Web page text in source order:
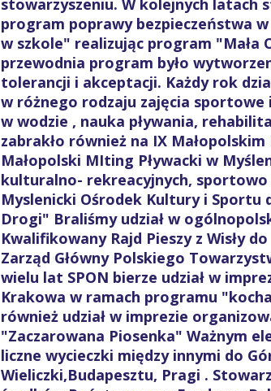
stowarzyszeniu. W kolejnych latach
program poprawy bezpieczeństwa
w szkole" realizując program "Mała
przewodnia program było
tolerancji i akceptacji. Każdy rok
w różnego rodzaju zajęcia sportowe
w wodzie , nauka pływania,
zabrakło również na IX
Małopolski MIting Pływacki w
kulturalno- rekreacyjnych,
Myslenicki Ośrodek Kultury i Sportu
Drogi" Braliśmy udział w
Kwalifikowany Rajd Pieszy z Wisły
Zarząd Główny Polskiego
wielu lat SPON bierze udział w
Krakowa w ramach programu
również udział w imprezie
"Zaczarowana Piosenka" Ważnym
liczne wycieczki między innymi do
Wieliczki,Budapesztu, Pragi .